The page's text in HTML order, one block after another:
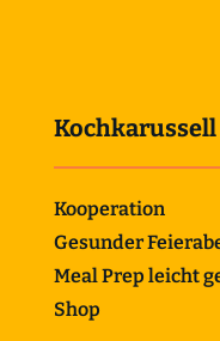
Kochkarussell
Kooperation
Gesunder
Meal Prep leicht
Shop